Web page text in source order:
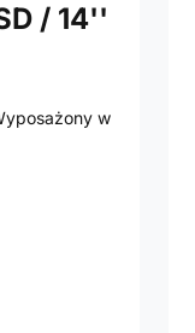
/ 14''
w